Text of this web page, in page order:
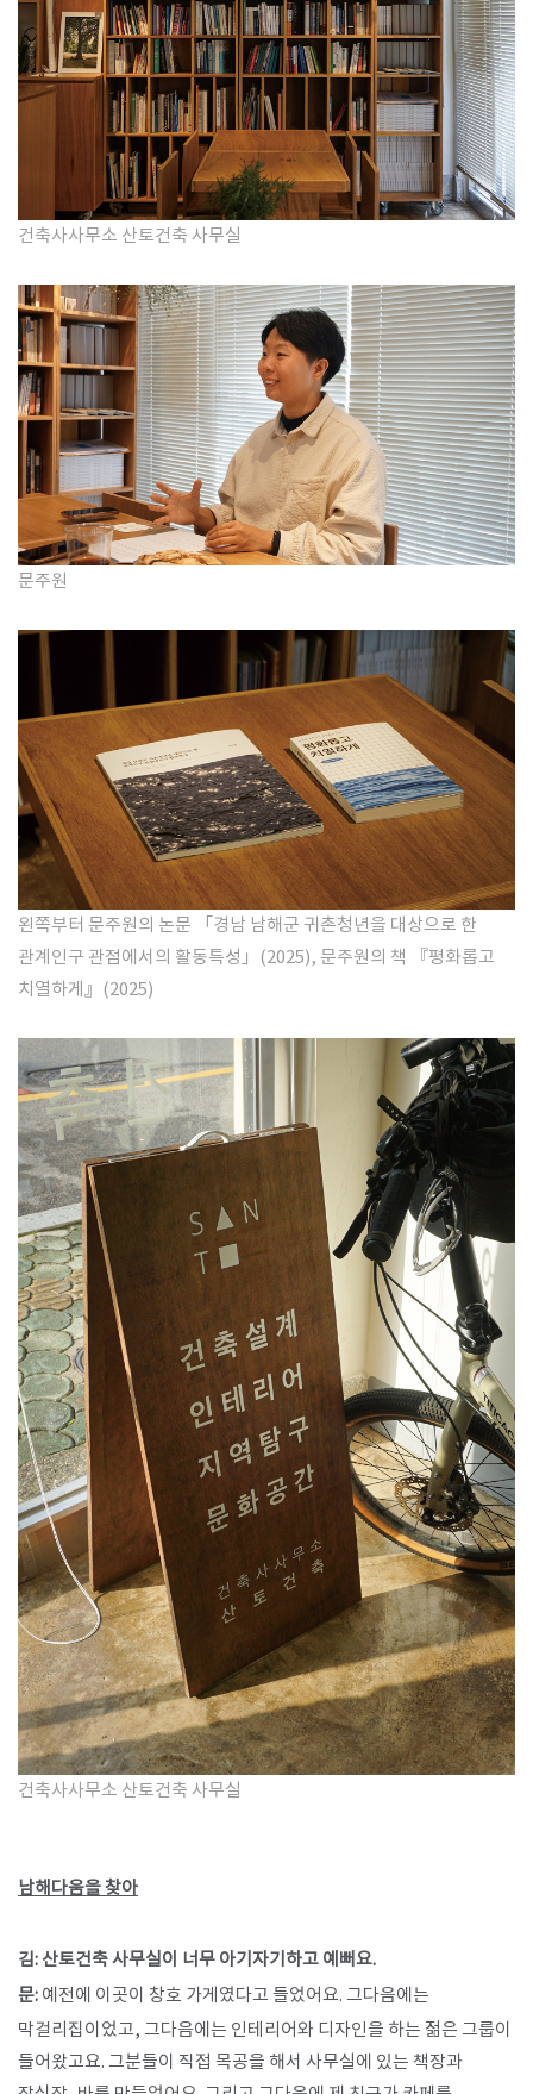
건축사사무소 산토건축 사무실
문주원
왼쪽부터 문주원의 논문 「경남 남해군 귀촌청년을 대상으로 한
관계인구 관점에서의 활동특성」(2025), 문주원의 책 『평화롭고
치열하게』(2025)
건축사사무소 산토건축 사무실
남해다움을 찾아
김: 산토건축 사무실이 너무 아기자기하고 예뻐요.
문: 예전에 이곳이 창호 가게였다고 들었어요. 그다음에는
막걸리집이었고, 그다음에는 인테리어와 디자인을 하는 젊은 그룹이
들어왔고요. 그분들이 직접 목공을 해서 사무실에 있는 책장과